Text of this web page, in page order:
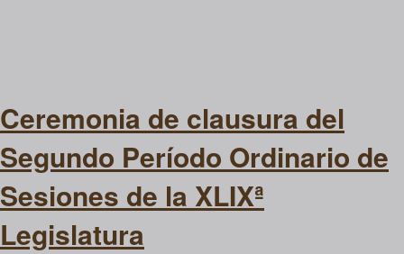
Ceremonia de clausura del
Segundo Período Ordinario de
Sesiones de la XLIXª
Legislatura